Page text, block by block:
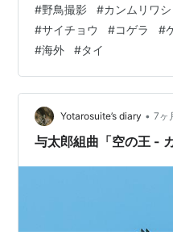
クラチャンの山の頂上（
シヒヨドリ テナガザルが
チャン国立公園。いつもの
「この時期、鳥少ないし
クラチャンの山の中に生
てみたいのと…
#野鳥撮影 #カンムリワシ
#サイチョウ #コゲラ #
#海外 #タイ
Yotarosuite’s diary • 7ヶ
与太郎組曲「空の王 -